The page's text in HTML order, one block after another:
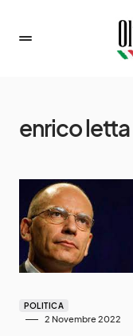
enrico letta
POLITICA
2 Novembre 2022